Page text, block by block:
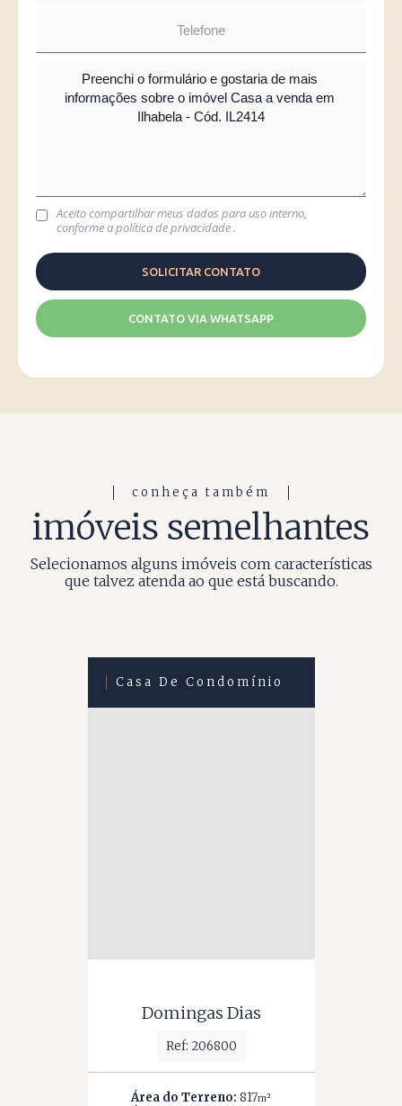
Aceito compartilhar meus dados para uso interno,
conforme apolítica de privacidade.
CONTATO VIA WHATSAPP
conheça também
imóveis semelhantes
Selecionamos alguns imóveis com características
que talvez atenda ao que está buscando.
Casa De Condomínio
Domingas Dias
Ref: 206800
Área do Terreno: 817m²